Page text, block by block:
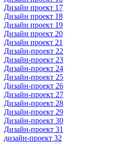
Дизайн проект 17
Дизайн проект 18
Дизайн проект 19
Дизайн проект 20
Дизайн проект 21
Дизайн-проект 22
Дизайн-проект 23
Дизайн-проект 24
Дизайн-проект 25
Дизайн-проект 26
Дизайн-проект 27
Дизайн-проект 28
Дизайн-проект 29
Дизайн-проект 30
Дизайн-проект 31
дизайн-проект 32